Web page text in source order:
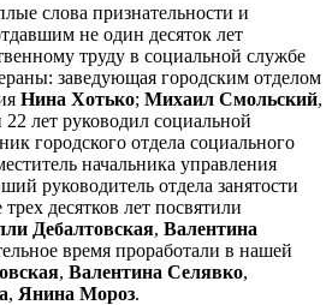
слова признательности и
не один десяток лет
труду в социальной службе
заведующая городским отделом
Нина Хотько; Михаил Смольский,
лет руководил социальной
городского отдела социального
начальника управления
руководитель отдела занятости
трех десятков лет посвятили
Дебалтовская, Валентина
время проработали в нашей
, Валентина Селявко,
, Янина Мороз.